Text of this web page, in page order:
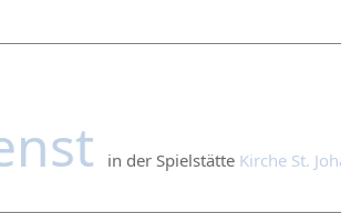
in der Spielstätte Kirche St.